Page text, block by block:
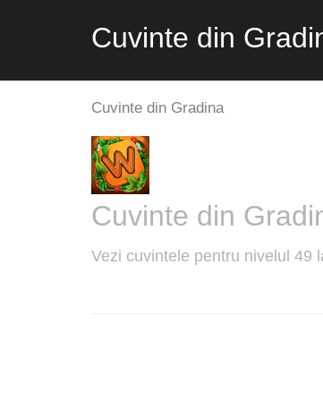
Cuvinte din
Cuvinte din Gradina
Cuvinte din
Vezi cuvintele pentru nivelul 49